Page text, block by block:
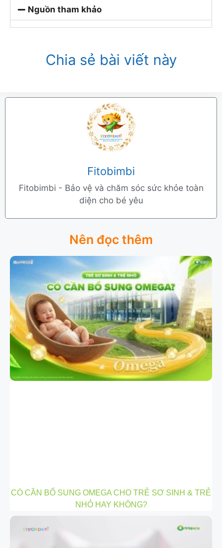
Nguồn tham khảo
Chia sẻ bài viết này
Fitobimbi
Fitobimbi - Bảo vệ và chăm sóc sức khỏe toàn
diện cho bé yêu
Nên đọc thêm
CÓ CẦN BỔ SUNG OMEGA CHO TRẺ SƠ SINH & TRẺ
NHỎ HAY KHÔNG?